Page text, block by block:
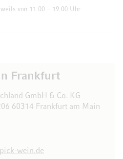
von 11.00 – 19.00 Uhr
Frankfurt
GmbH & Co. KG
60314 Frankfurt am Main
wein.de